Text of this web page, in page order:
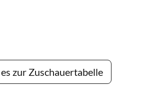
zur Zuschauertabelle